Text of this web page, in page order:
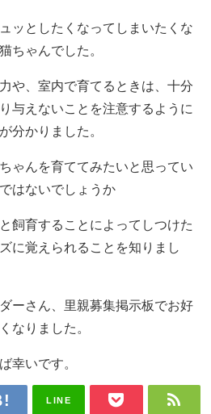
ッとしたくなってしまいたくな
ちゃんでした。
や、室内で育てるときは、十分
与えないことを注意するように
分かりました。
ゃんを育ててみたいと思ってい
はないでしょうか
飼育することによってしつけた
に覚えられることを知りまし
ーさん、里親募集掲示板でお好
なりました。
幸いです。
LINE